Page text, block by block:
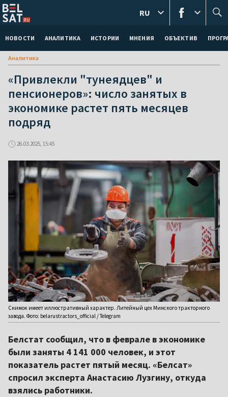
НОВОСТИ АНАЛИТИКА ИСТОРИИ МНЕНИЯ ОБЪЕКТИВ
RU
Аналитика
«Привлекли "тунеядцев" и
пенсионеров»: число занятых в
экономике растет пять месяцев
подряд
26.03.2025, 15:45
Снимок имеет иллюстративный характер. Литейный цех Минского тракторного
завода. Фото: belarustractors_official / Telegram
Белстат сообщил, что в феврале в экономике
были заняты 4 141 000 человек, и этот
показатель растет пятый месяц. «Белсат»
спросил эксперта Анастасию Лузгину, откуда
взялись работники.